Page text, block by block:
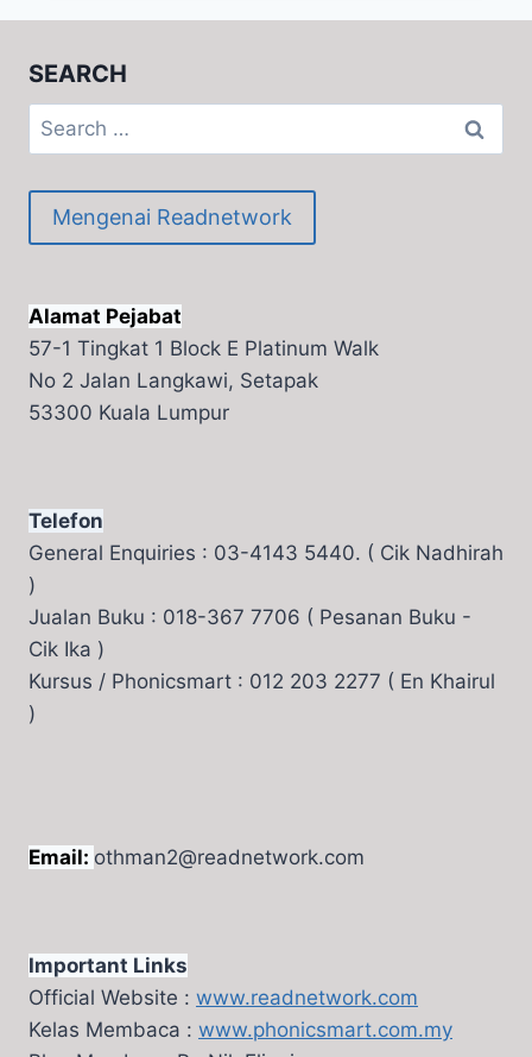
–
LEARNING
SEARCH
Search
for:
Mengenai Readnetwork
Alamat Pejabat
57-1 Tingkat 1 Block E Platinum Walk
No 2 Jalan Langkawi, Setapak
53300 Kuala Lumpur
Telefon
General Enquiries : 03-4143 5440. ( Cik Nadhirah
)
Jualan Buku : 018-367 7706 ( Pesanan Buku -
Cik Ika )
Kursus / Phonicsmart : 012 203 2277 ( En Khairul
)
Email: othman2@readnetwork.com
Important Links
Official Website : www.readnetwork.com
Kelas Membaca : www.phonicsmart.com.my